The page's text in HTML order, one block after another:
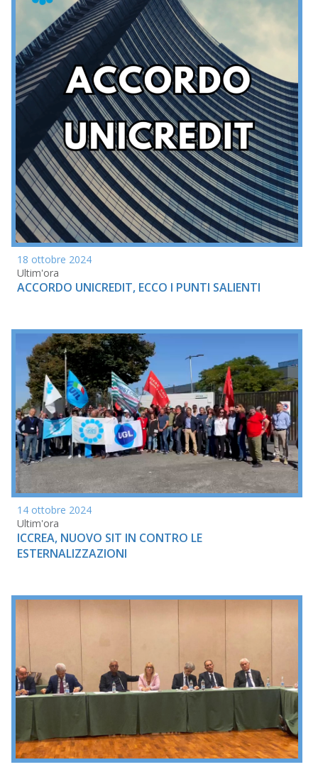
18 ottobre 2024
Ultim'ora
ACCORDO UNICREDIT, ECCO I PUNTI SALIENTI
14 ottobre 2024
Ultim'ora
ICCREA, NUOVO SIT IN CONTRO LE
ESTERNALIZZAZIONI